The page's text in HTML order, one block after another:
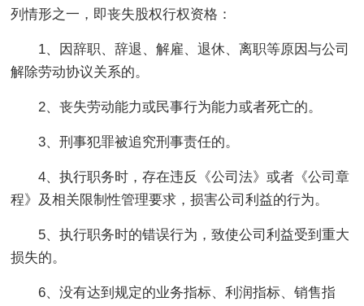
列情形之一，即丧失股权行权资格：
1、因辞职、辞退、解雇、退休、离职等原因与公司
解除劳动协议关系的。
2、丧失劳动能力或民事行为能力或者死亡的。
3、刑事犯罪被追究刑事责任的。
4、执行职务时，存在违反《公司法》或者《公司章
程》及相关限制性管理要求，损害公司利益的行为。
5、执行职务时的错误行为，致使公司利益受到重大
损失的。
6、没有达到规定的业务指标、利润指标、销售指